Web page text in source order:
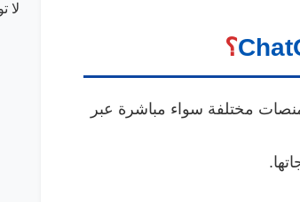
؟
مختلفة سواء مباشرة عبر
لا